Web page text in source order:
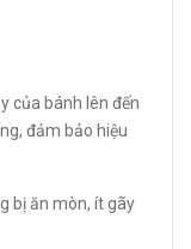
của bánh lên đến
đảm bảo hiệu
bị ăn mòn, ít gãy